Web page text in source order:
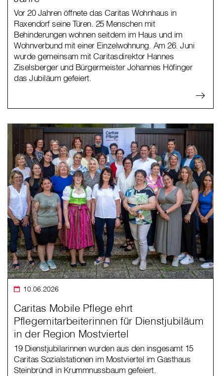
Vor 20 Jahren öffnete das Caritas Wohnhaus in
Raxendorf seine Türen. 25 Menschen mit
Behinderungen wohnen seitdem im Haus und im
Wohnverbund mit einer Einzelwohnung. Am 26. Juni
wurde gemeinsam mit Caritasdirektor Hannes
Ziselsberger und Bürgermeister Johannes Höfinger
das Jubiläum gefeiert.
10.06.2026
Caritas Mobile Pflege ehrt
Pflegemitarbeiterinnen für Dienstjubiläum
in der Region Mostviertel
19 Dienstjubilarinnen wurden aus den insgesamt 15
Caritas Sozialstationen im Mostviertel im Gasthaus
Steinbründl in Krummnussbaum gefeiert.